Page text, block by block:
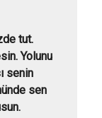
tut.
Yolunu
senin
sen